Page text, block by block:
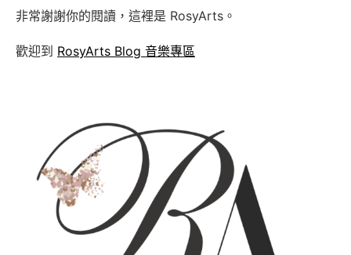
非常謝謝你的閱讀，這裡是 RosyArts。
歡迎到 RosyArts Blog 音樂專區